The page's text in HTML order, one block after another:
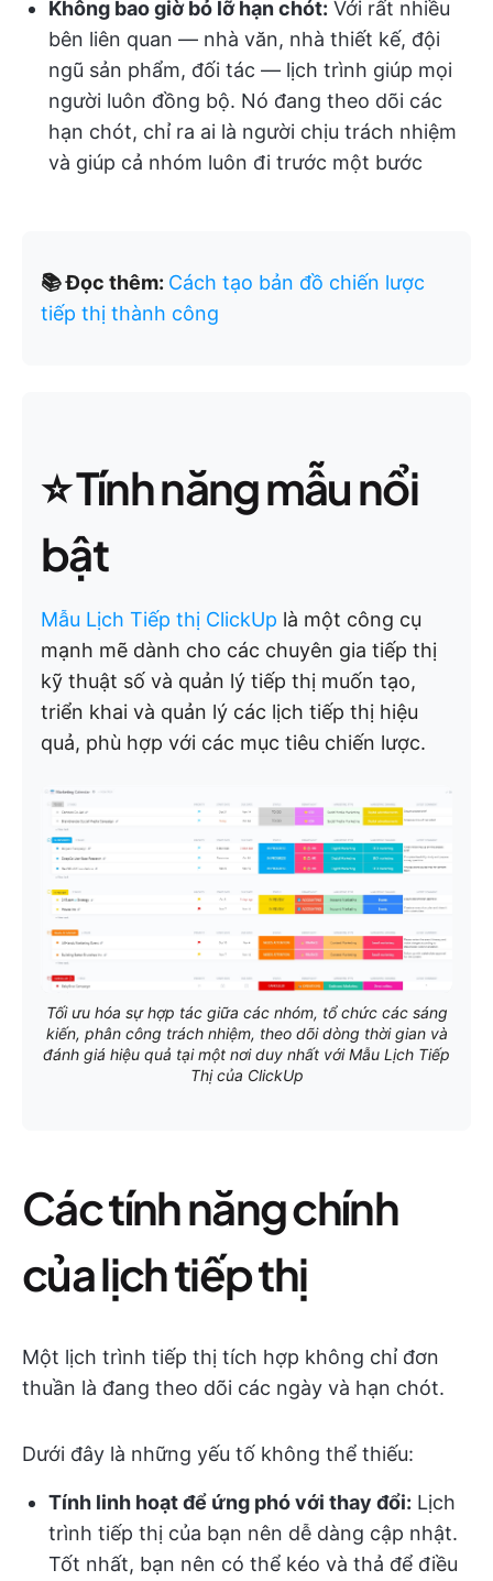
Không bao giờ bỏ lỡ hạn chót: Với rất nhiều
bên liên quan — nhà văn, nhà thiết kế, đội
ngũ sản phẩm, đối tác — lịch trình giúp mọi
người luôn đồng bộ. Nó đang theo dõi các
hạn chót, chỉ ra ai là người chịu trách nhiệm
và giúp cả nhóm luôn đi trước một bước
📚 Đọc thêm: Cách tạo bản đồ chiến lược
tiếp thị thành công
⭐ Tính năng mẫu nổi
bật
Mẫu Lịch Tiếp thị ClickUp là một công cụ
mạnh mẽ dành cho các chuyên gia tiếp thị
kỹ thuật số và quản lý tiếp thị muốn tạo,
triển khai và quản lý các lịch tiếp thị hiệu
quả, phù hợp với các mục tiêu chiến lược.
Tối ưu hóa sự hợp tác giữa các nhóm, tổ chức các sáng
kiến, phân công trách nhiệm, theo dõi dòng thời gian và
đánh giá hiệu quả tại một nơi duy nhất với Mẫu Lịch Tiếp
Thị của ClickUp
Các tính năng chính
của lịch tiếp thị
Một lịch trình tiếp thị tích hợp không chỉ đơn
thuần là đang theo dõi các ngày và hạn chót.
Dưới đây là những yếu tố không thể thiếu:
Tính linh hoạt để ứng phó với thay đổi: Lịch
trình tiếp thị của bạn nên dễ dàng cập nhật.
Tốt nhất, bạn nên có thể kéo và thả để điều